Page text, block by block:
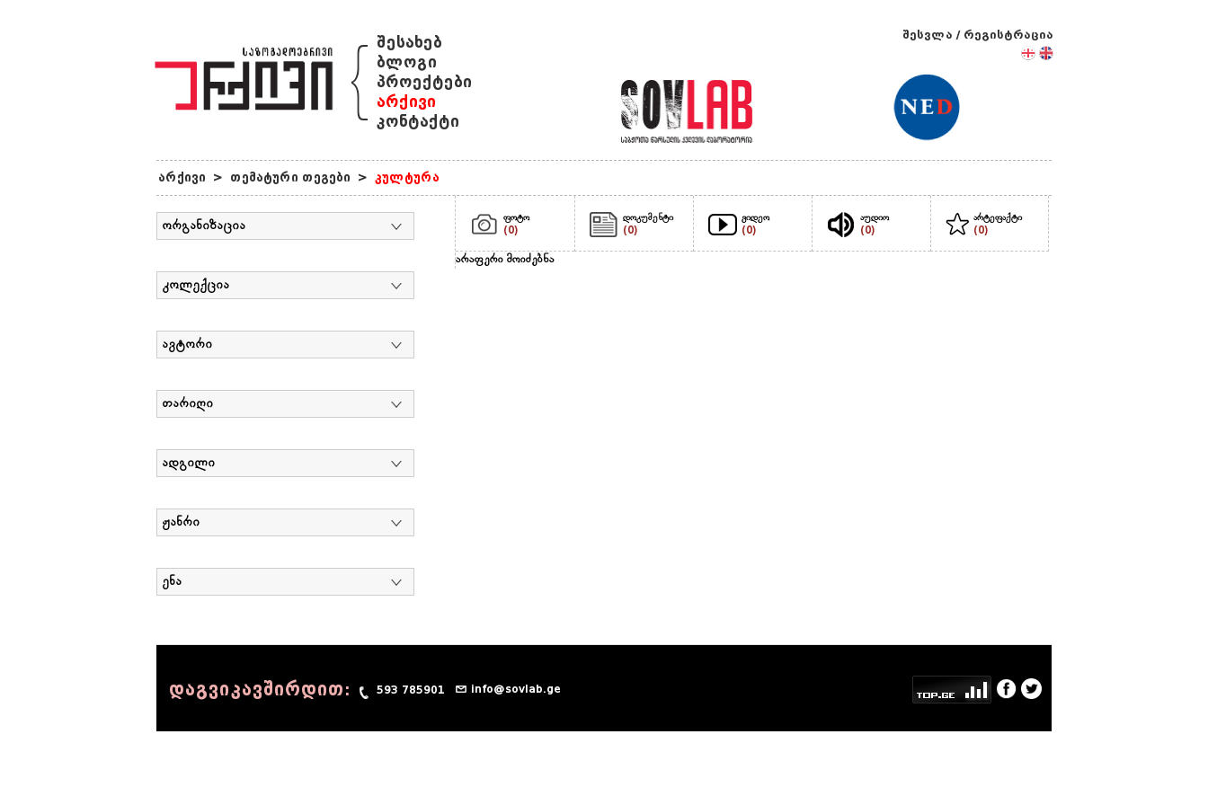
{ შესახებ
ბლოგი
პროექტები
არქივი
კონტაქტი
შესვლა / რეგისტრაცია
არქივი > თემატური თეგები > კულტურა
ორგანიზაცია
კოლექცია
ავტორი
თარიღი
ადგილი
ჟანრი
ენა
ფოტო
(0)
დოკუმენტი
(0)
ვიდეო
(0)
აუდიო
(0)
არტეფაქტი
(0)
არაფერი მოიძებნა
დაგვიკავშირდით: 593 785901 info@sovlab.ge